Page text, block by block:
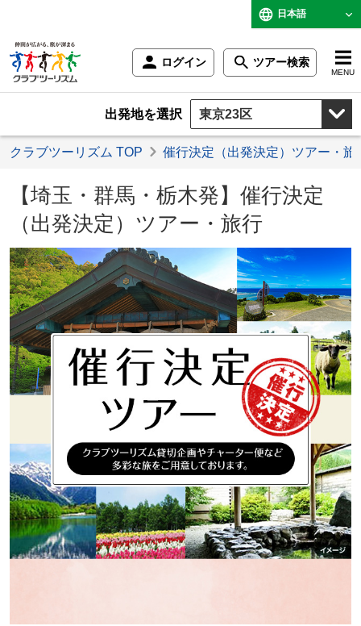
日本語
ログイン ツアー検索
MENU
出発地を選択
クラブツーリズム TOP 催行決定（出発決定）ツアー・旅
【埼玉・群馬・栃木発】催行決定
（出発決定）ツアー・旅行